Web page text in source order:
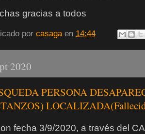
gracias a todos
por casaga en 14:44
2020
PERSONA
fecha 3/9/2020, a través del